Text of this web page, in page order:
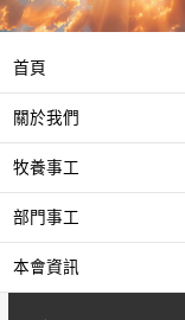
首頁
關於我們
牧養事工
部門事工
本會資訊